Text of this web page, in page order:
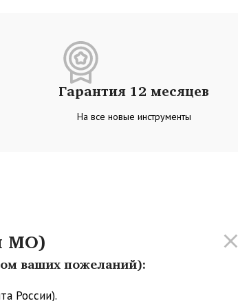
Гарантия 12 месяцев
На все новые инструменты
МО)
ваших пожеланий):
России).